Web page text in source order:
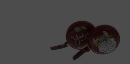
être
choisies